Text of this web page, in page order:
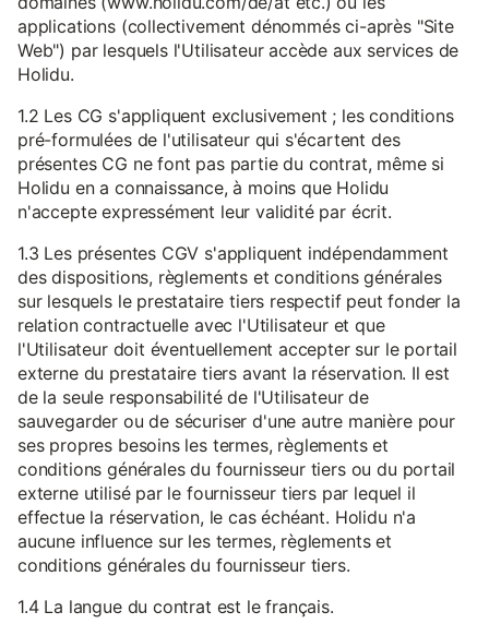
applications (collectivement dénommés ci-après "Site
Web") par lesquels l'Utilisateur accède aux services de
Holidu.
1.2 Les CG s'appliquent exclusivement ; les conditions
pré-formulées de l'utilisateur qui s'écartent des
présentes CG ne font pas partie du contrat, même si
Holidu en a connaissance, à moins que Holidu
n'accepte expressément leur validité par écrit.
1.3 Les présentes CGV s'appliquent indépendamment
des dispositions, règlements et conditions générales
sur lesquels le prestataire tiers respectif peut fonder la
relation contractuelle avec l'Utilisateur et que
l'Utilisateur doit éventuellement accepter sur le portail
externe du prestataire tiers avant la réservation. Il est
de la seule responsabilité de l'Utilisateur de
sauvegarder ou de sécuriser d'une autre manière pour
ses propres besoins les termes, règlements et
conditions générales du fournisseur tiers ou du portail
externe utilisé par le fournisseur tiers par lequel il
effectue la réservation, le cas échéant. Holidu n'a
aucune influence sur les termes, règlements et
conditions générales du fournisseur tiers.
1.4 La langue du contrat est le français.